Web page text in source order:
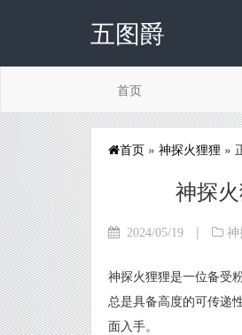
五图爵
首页
首页 » 神探火狸狸 »
神探
2024/05/19 | 神
神探火狸狸是一位备受
总是具备高度的可传递
面入手。